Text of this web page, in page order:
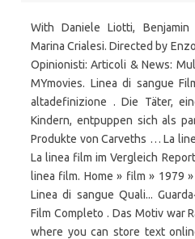
With Daniele Liotti, Benjamin
Marina Crialesi. Directed by
Opinionisti: Articoli & News:
MYmovies. Linea di sangue
altadefinizione . Die Täter,
Kindern, entpuppen sich als
Produkte von Carveths … La
La linea film im Vergleich
linea film. Home » film » 1979
Linea di sangue Quali...
Film Completo . Das Motiv war
where you can store text